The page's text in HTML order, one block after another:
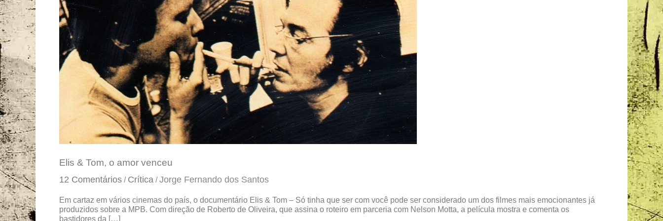
Elis & Tom, o amor venceu
12 Comentários / Crítica /Jorge Fernando dos Santos
Em cartaz em vários cinemas do país, o documentário Elis & Tom – Só tinha que ser com você pode ser considerado um dos filmes mais emocionantes já
produzidos sobre a MPB. Com direção de Roberto de Oliveira, que assina o roteiro em parceria com Nelson Motta, a película mostra e comenta os
bastidores da […]
o
amor
venceu